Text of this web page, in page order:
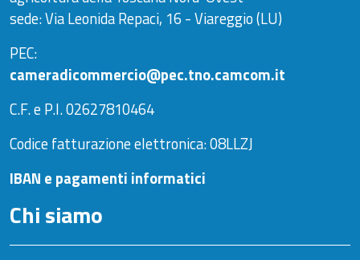
sede: Via Leonida Repaci, 16 - Viareggio (LU)
PEC:
cameradicommercio@pec.tno.camcom.it
C.F. e P.I. 02627810464
Codice fatturazione elettronica: 08LLZJ
IBAN e pagamenti informatici
Chi siamo